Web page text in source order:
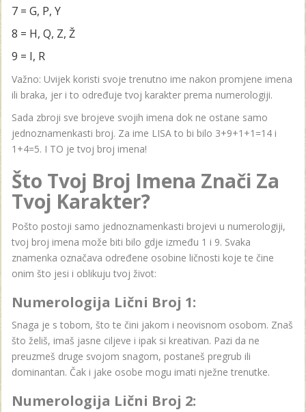
7 = G, P, Y
8 = H, Q, Z, Ž
9 = I, R
Važno: Uvijek koristi svoje trenutno ime nakon promjene imena
ili braka, jer i to određuje tvoj karakter prema numerologiji.
Sada zbroji sve brojeve svojih imena dok ne ostane samo
jednoznamenkasti broj. Za ime LISA to bi bilo 3+9+1+1=14 i
1+4=5. I TO je tvoj broj imena!
Što Tvoj Broj Imena Znači Za
Tvoj Karakter?
Pošto postoji samo jednoznamenkasti brojevi u numerologiji,
tvoj broj imena može biti bilo gdje između 1 i 9. Svaka
znamenka označava određene osobine ličnosti koje te čine
onim što jesi i oblikuju tvoj život:
Numerologija Lični Broj 1:
Snaga je s tobom, što te čini jakom i neovisnom osobom. Znaš
što želiš, imaš jasne ciljeve i ipak si kreativan. Pazi da ne
preuzmeš druge svojom snagom, postaneš pregrub ili
dominantan. Čak i jake osobe mogu imati nježne trenutke.
Numerologija Lični Broj 2: